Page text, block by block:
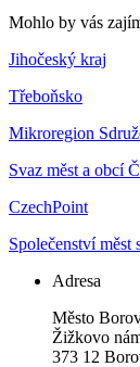
Mohlo by vás
Jihočeský kraj
Třeboňsko
Mikroregion
Svaz měst a obcí
CzechPoint
Společenství měst
Adresa
Město
Žižkovo
373 12